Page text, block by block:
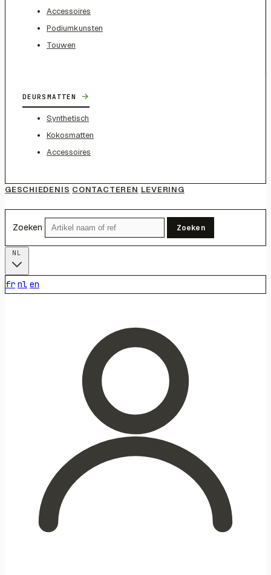
Accessoires
Podiumkunsten
Touwen
DEURSMATTEN →
Synthetisch
Kokosmatten
Accessoires
GESCHIEDENIS CONTACTEREN LEVERING
Zoeken Zoeken
fr nl en